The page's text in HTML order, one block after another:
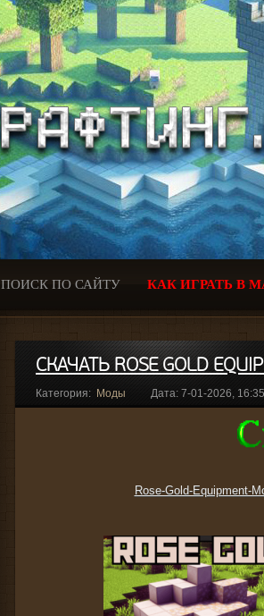
ПОИСК ПО САЙТУ КАК ИГРАТЬ В
СКАЧАТЬ ROSE GOLD
Категория: Моды Дата: 7-01-2026, 16:35
Rose-Gold-Equipment-